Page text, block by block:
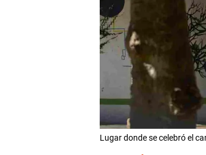
Lugar donde se celebró el